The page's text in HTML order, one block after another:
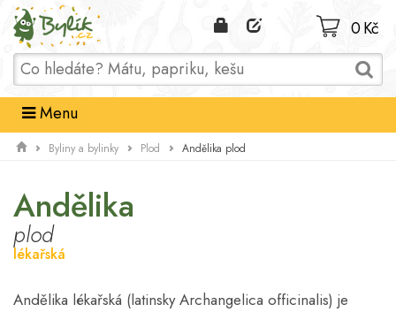
Domů
0 Kč
Menu
Byliny a bylinky Plod Andělika plod
Andělika
plod
lékařská
Andělika lékařská (latinsky Archangelica officinalis) je